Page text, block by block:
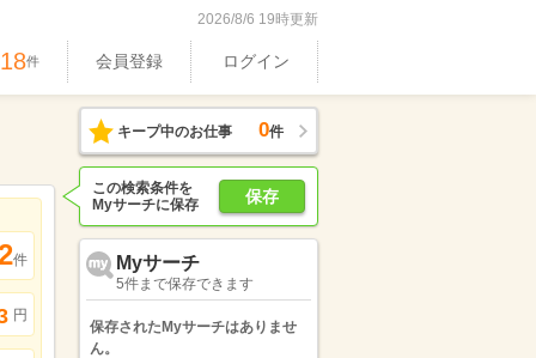
2026/8/6 19時更新
件 会員登録 ログイン
件
円
キープ中のお仕事 0件
保存
この検索条件を
Myサーチに保存
Myサーチ
5件まで保存できます
保存されたMyサーチはありませ
ん。